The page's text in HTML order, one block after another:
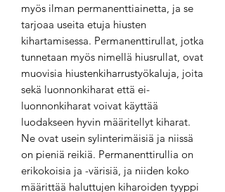
myös ilman permanenttiainetta, ja se
tarjoaa useita etuja hiusten
kihartamisessa. Permanenttirullat, jotka
tunnetaan myös nimellä hiusrullat, ovat
muovisia hiustenkiharrustyökaluja, joita
sekä luonnonkiharat että ei-
luonnonkiharat voivat käyttää
luodakseen hyvin määritellyt kiharat.
Ne ovat usein sylinterimäisiä ja niissä
on pieniä reikiä. Permanenttirullia on
erikokoisia ja -värisiä, ja niiden koko
määrittää haluttujen kiharoiden tyyppi